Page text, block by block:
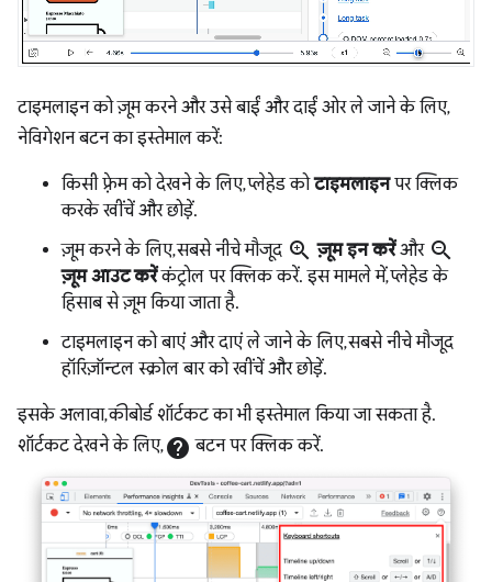
टाइमलाइन को ज़ूम करने और उसे बाईं और दाईं ओर ले जाने के लिए,
नेविगेशन बटन का इस्तेमाल करें:
किसी फ़्रेम को देखने के लिए, प्लेहेड कोटाइमलाइनपर क्लिक
करके खींचें और छोड़ें.
ज़ूम करने के लिए, सबसे नीचे मौजूद zoom_in ज़ूम इन करेंऔर zoom_out
ज़ूम आउट करेंकंट्रोल पर क्लिक करें. इस मामले में, प्लेहेड के
हिसाब से ज़ूम किया जाता है.
टाइमलाइन को बाएं और दाएं ले जाने के लिए, सबसे नीचे मौजूद
हॉरिज़ॉन्टल स्क्रोल बार को खींचें और छोड़ें.
इसके अलावा, कीबोर्ड शॉर्टकट का भी इस्तेमाल किया जा सकता है.
शॉर्टकट देखने के लिए,help बटन पर क्लिक करें.